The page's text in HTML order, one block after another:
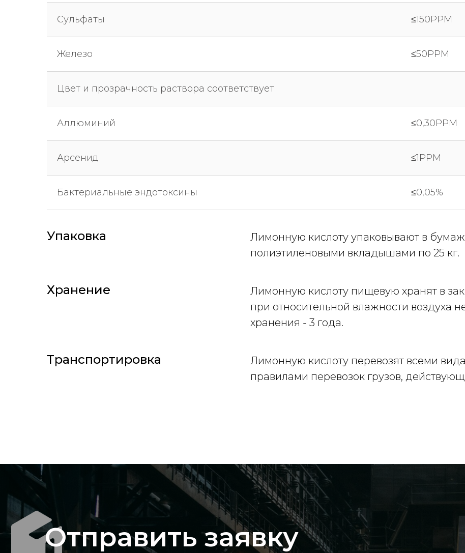
Сульфаты ≤150PPM
Железо ≤50PPM
Цвет и прозрачность раствора соответствует
Аллюминий ≤0,30PPM
Арсенид ≤1PPM
Бактериальные эндотоксины ≤0,05%
Упаковка
Лимонную кислоту упаковывают в
полиэтиленовыми вкладышами по 25 кг.
Хранение
Лимонную кислоту пищевую хранят в
при относительной влажности воздуха
хранения - 3 года.
Транспортировка
Лимонную кислоту перевозят всеми
правилами перевозок грузов,
Отправить заявку